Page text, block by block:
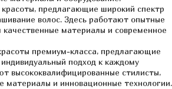
предлагающие широкий спектр
волос. Здесь работают опытные
качественные материалы и современное
премиум-класса, предлагающие
подход к каждому
высококвалифицированные стилисты,
материалы и инновационные технологии.